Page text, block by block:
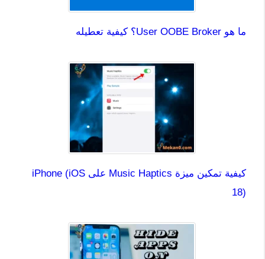
ما هو User OOBE Broker؟ كيفية تعطيله
كيفية تمكين ميزة Music Haptics على iPhone (iOS
18)